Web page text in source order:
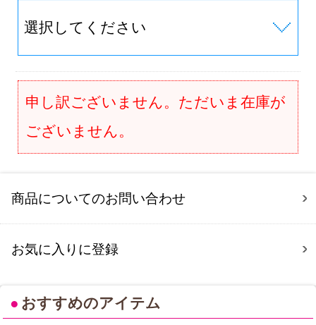
申し訳ございません。ただいま在庫が
ございません。
商品についてのお問い合わせ
お気に入りに登録
● おすすめのアイテム